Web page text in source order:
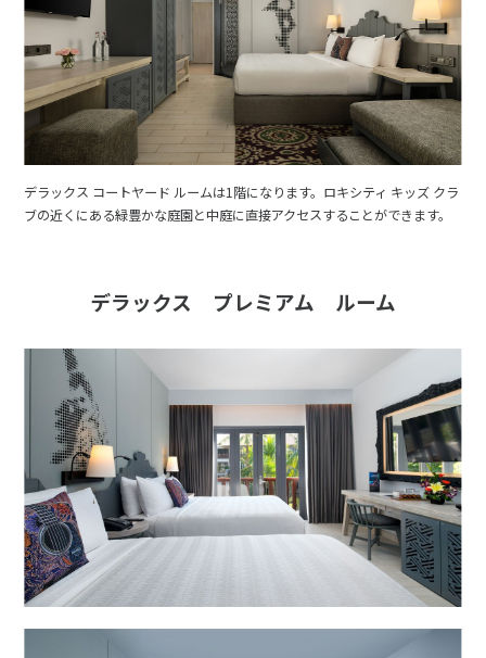
デラックス コートヤード ルームは1階になります。ロキシティ キッズ クラ
ブの近くにある緑豊かな庭園と中庭に直接アクセスすることができます。
デラックス プレミアム ルーム